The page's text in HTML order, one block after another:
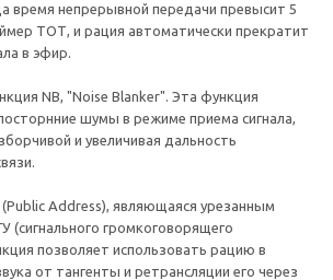
время непрерывной передачи превысит 5
ТОТ, и рация автоматически прекратит
в эфир.
NB, "Noise Blanker". Эта функция
шумы в режиме приема сигнала,
и увеличивая дальность
Address), являющаяся урезанным
(сигнального громкоговорящего
позволяет использовать рацию в
от тангенты и ретрансляции его через